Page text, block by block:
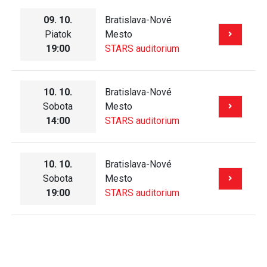
09. 10.
Piatok
19:00
Bratislava-Nové
Mesto
STARS auditorium
10. 10.
Sobota
14:00
Bratislava-Nové
Mesto
STARS auditorium
10. 10.
Sobota
19:00
Bratislava-Nové
Mesto
STARS auditorium